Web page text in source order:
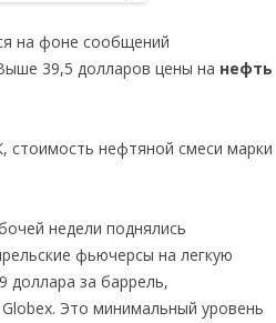
на фоне сообщений
39,5 долларов цены на нефть
стоимость нефтяной смеси марки
недели поднялись
фьючерсы на легкую
доллара за баррель,
Это минимальный уровень